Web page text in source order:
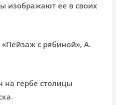
изображают ее в своих
с рябиной», А.
гербе столицы